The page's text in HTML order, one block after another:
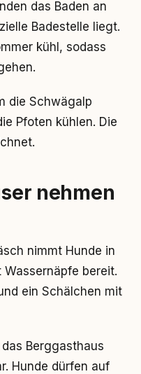
das Baden an
Badestelle liegt.
kühl, sodass
die Schwägalp
Pfoten kühlen. Die
nehmen
nimmt Hunde in
bereit.
ein Schälchen mit
Berggasthaus
Hunde dürfen auf